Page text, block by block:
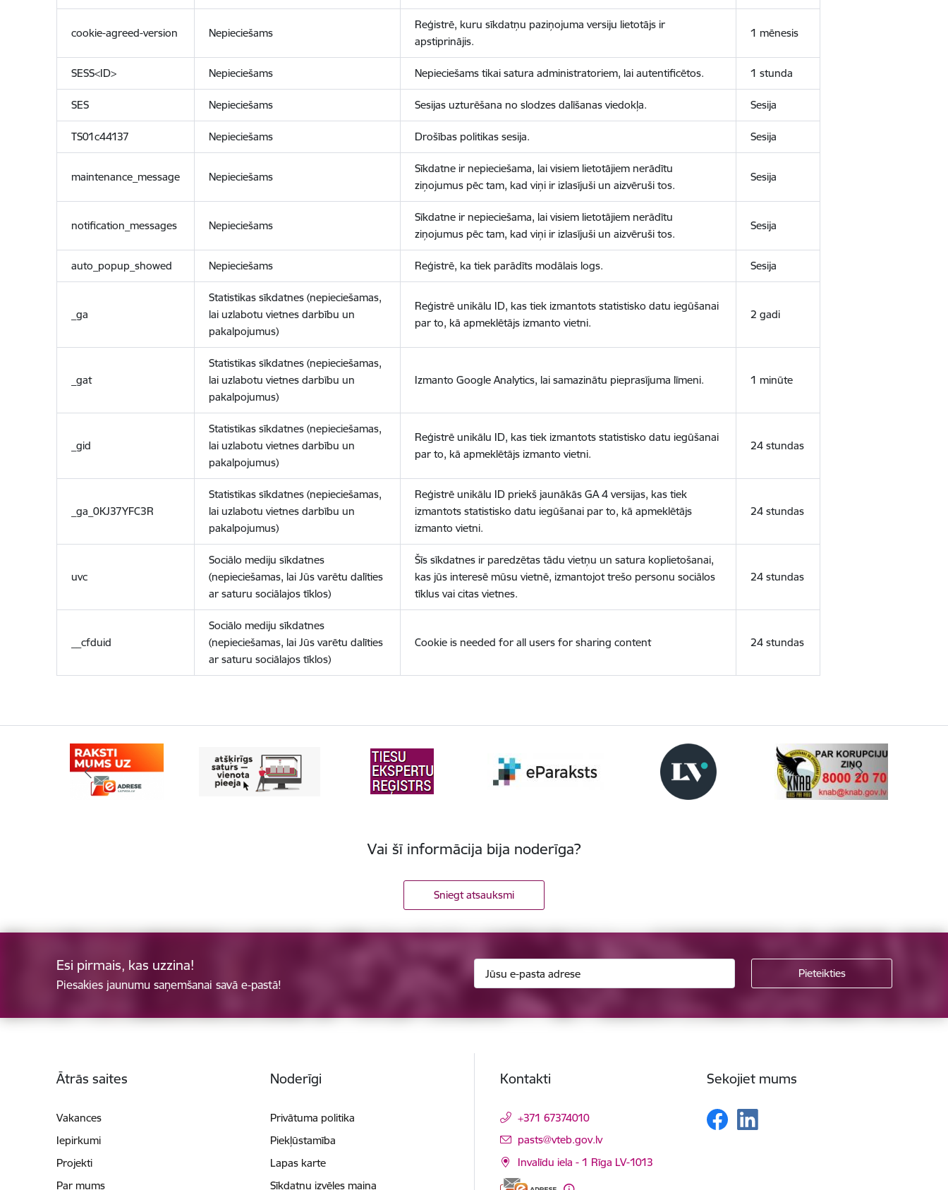
cookie-agreed-version Nepieciešams
Reģistrē, kuru sīkdatņu paziņojuma versiju lietotājs ir
apstiprinājis.
1 mēnesis
SESS<ID> Nepieciešams Nepieciešams tikai satura administratoriem, lai autentificētos. 1 stunda
SES Nepieciešams Sesijas uzturēšana no slodzes dalīšanas viedokļa. Sesija
TS01c44137 Nepieciešams Drošības politikas sesija. Sesija
maintenance_message Nepieciešams
Sīkdatne ir nepieciešama, lai visiem lietotājiem nerādītu
ziņojumus pēc tam, kad viņi ir izlasījuši un aizvēruši tos.
Sesija
notification_messages Nepieciešams
Sīkdatne ir nepieciešama, lai visiem lietotājiem nerādītu
ziņojumus pēc tam, kad viņi ir izlasījuši un aizvēruši tos.
Sesija
auto_popup_showed Nepieciešams Reģistrē, ka tiek parādīts modālais logs. Sesija
_ga
Statistikas sīkdatnes (nepieciešamas,
lai uzlabotu vietnes darbību un
pakalpojumus)
Reģistrē unikālu ID, kas tiek izmantots statistisko datu iegūšanai
par to, kā apmeklētājs izmanto vietni.
2 gadi
_gat
Statistikas sīkdatnes (nepieciešamas,
lai uzlabotu vietnes darbību un
pakalpojumus)
Izmanto Google Analytics, lai samazinātu pieprasījuma līmeni. 1 minūte
_gid
Statistikas sīkdatnes (nepieciešamas,
lai uzlabotu vietnes darbību un
pakalpojumus)
Reģistrē unikālu ID, kas tiek izmantots statistisko datu iegūšanai
par to, kā apmeklētājs izmanto vietni.
24 stundas
_ga_0KJ37YFC3R
Statistikas sīkdatnes (nepieciešamas,
lai uzlabotu vietnes darbību un
pakalpojumus)
Reģistrē unikālu ID priekš jaunākās GA 4 versijas, kas tiek
izmantots statistisko datu iegūšanai par to, kā apmeklētājs
izmanto vietni.
24 stundas
uvc
Sociālo mediju sīkdatnes
(nepieciešamas, lai Jūs varētu dalīties
ar saturu sociālajos tīklos)
Šīs sīkdatnes ir paredzētas tādu vietņu un satura koplietošanai,
kas jūs interesē mūsu vietnē, izmantojot trešo personu sociālos
tīklus vai citas vietnes.
24 stundas
__cfduid
Sociālo mediju sīkdatnes
(nepieciešamas, lai Jūs varētu dalīties
ar saturu sociālajos tīklos)
Cookie is needed for all users for sharing content 24 stundas
Vai šī informācija bija noderīga?
Sniegt atsauksmi
Esi pirmais, kas uzzina!
Piesakies jaunumu saņemšanai savā e-pastā!
Ātrās saites
Vakances
Iepirkumi
Projekti
Par mums
Noderīgi
Privātuma politika
Piekļūstamība
Lapas karte
Sīkdatņu izvēles maiņa
Kontakti
+371 67374010
E-pasts:
pasts@vteb.gov.lv
Invalīdu iela - 1 Rīga LV-1013
Sekojiet mums